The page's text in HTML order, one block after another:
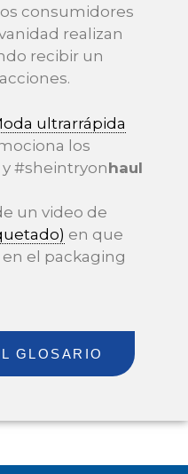
consumidores
realizan
recibir un
ultrarrápida
los
#sheintryonhaul
un video de
en que
el packaging
GLOSARIO